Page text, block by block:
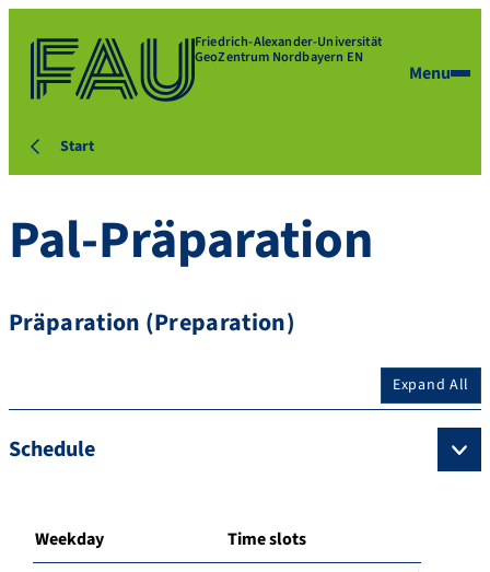
Friedrich-Alexander-Universität
GeoZentrum Nordbayern EN
Menu
Start
Pal-Präparation
Präparation (Preparation)
Expand All
Schedule
Weekday Time slots